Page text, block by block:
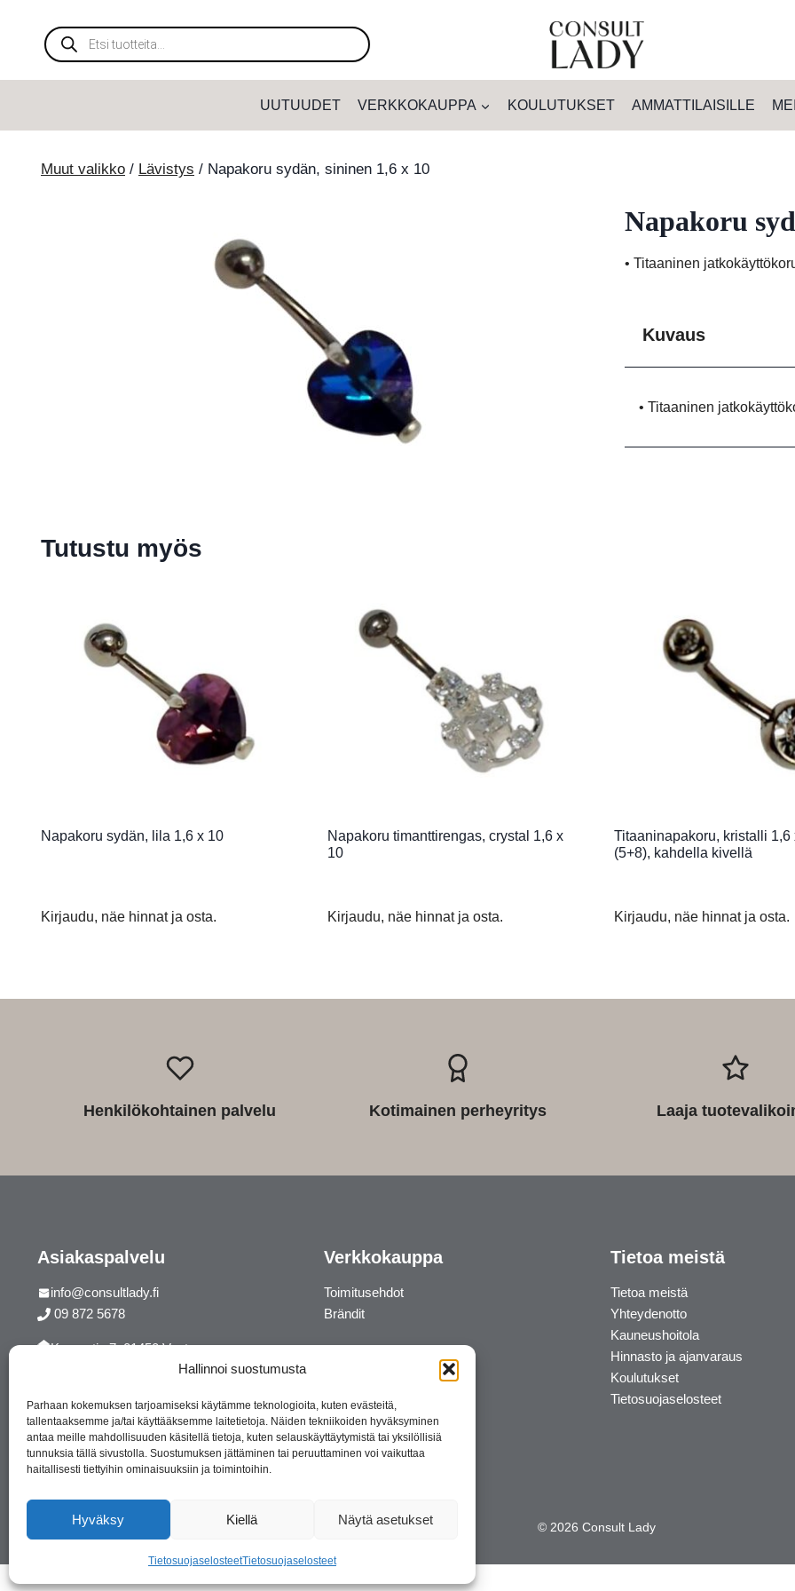
Hallinnoi suostumusta
Parhaan kokemuksen tarjoamiseksi käytämme teknologioita, kuten evästeitä,
tallentaaksemme ja/tai käyttääksemme laitetietoja. Näiden tekniikoiden hyväksyminen
antaa meille mahdollisuuden käsitellä tietoja, kuten selauskäyttäytymistä tai yksilöllisiä
tunnuksia tällä sivustolla. Suostumuksen jättäminen tai peruuttaminen voi vaikuttaa
haitallisesti tiettyihin ominaisuuksiin ja toimintoihin.
Hyväksy Kiellä Näytä asetukset
TietosuojaselosteetTietosuojaselosteet
sisältöönProducts
search
UUTUUDET VERKKOKAUPPA KOULUTUKSET AMMATTILAISILLE
Muut valikko / Lävistys / Napakoru sydän, sininen 1,6 x 10
Napakoru
• Titaaninen
Kuvaus
• Titaaninen
Tutustu myös
Napakoru sydän, lila 1,6 x 10
Kirjaudu, näe hinnat ja osta.
Napakoru timanttirengas, crystal 1,6 x
10
Kirjaudu, näe hinnat ja osta.
Titaaninapakoru, kristalli 1,6
(5+8), kahdella kivellä
Kirjaudu, näe hinnat ja osta.
Henkilökohtainen palvelu Kotimainen perheyritys Laaja
Asiakaspalvelu
info@consultlady.fi
09 872 5678
Korsontie 7, 01450 Vantaa
Verkkokauppa
Toimitusehdot
Brändit
Tietoa meistä
Tietoa meistä
Yhteydenotto
Kauneushoitola
Hinnasto ja ajanvaraus
Koulutukset
Tietosuojaselosteet
© 2026 Consult Lady